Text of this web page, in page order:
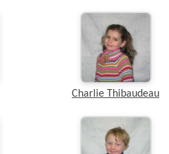
Charlie Thibaudeau